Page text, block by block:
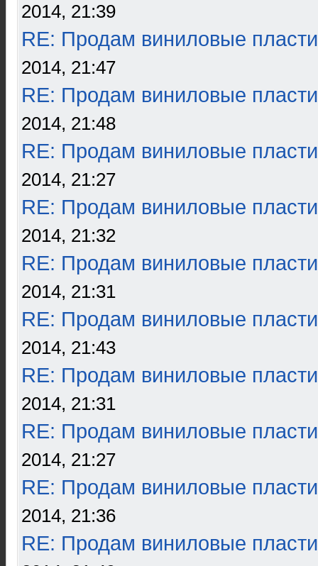
2014, 21:39
RE: Продам виниловые
2014, 21:47
RE: Продам виниловые
2014, 21:48
RE: Продам виниловые
2014, 21:27
RE: Продам виниловые
2014, 21:32
RE: Продам виниловые
2014, 21:31
RE: Продам виниловые
2014, 21:43
RE: Продам виниловые
2014, 21:31
RE: Продам виниловые
2014, 21:27
RE: Продам виниловые
2014, 21:36
RE: Продам виниловые